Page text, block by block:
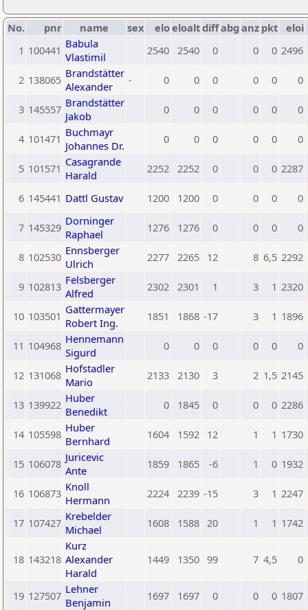
No. pnr name sex eloeloaltdiffabg anz pkt eloi
1 100441 Babula
Vlastimil
2540 2540 0 0 0 2496
2 138065 Brandstätter
Alexander
- 0 0 0 0 0 0
3 145557 Brandstätter
Jakob
0 0 0 0 0 0
4 101471 Buchmayr
Johannes Dr.
0 0 0 0 0 0
5 101571 Casagrande
Harald
2252 2252 0 0 0 2287
6 145441 Dattl Gustav 1200 1200 0 0 0 0
7 145329 Dorninger
Raphael
1276 1276 0 0 0 0
8 102530 Ennsberger
Ulrich
2277 2265 12 8 6,5 2292
9 102813 Felsberger
Alfred
2302 2301 1 3 1 2320
10 103501 Gattermayer
Robert Ing.
1851 1868 -17 3 1 1896
11 104968 Hennemann
Sigurd
0 0 0 0 0 0
12 131068 Hofstadler
Mario
2133 2130 3 2 1,5 2145
13 139922 Huber
Benedikt
0 1845 0 0 0 2286
14 105598 Huber
Bernhard
1604 1592 12 1 1 1730
15 106078 Juricevic
Ante
1859 1865 -6 1 0 1932
16 106873 Knoll
Hermann
2224 2239 -15 3 1 2247
17 107427 Krebelder
Michael
1608 1588 20 1 1 1742
18 143218
Kurz
Alexander
Harald
1449 1350 99 7 4,5 0
19 127507 Lehner
Benjamin
1697 1697 0 0 0 1807